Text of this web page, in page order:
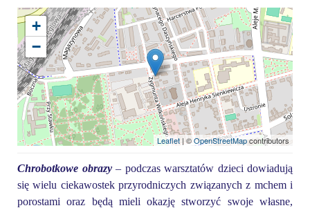
+
−
Leaflet | ©OpenStreetMapcontributors
Chrobotkowe obrazy – podczas warsztatów dzieci dowiadują
się wielu ciekawostek przyrodniczych związanych z mchem i
porostami oraz będą mieliokazję stworzyć swoje własne,